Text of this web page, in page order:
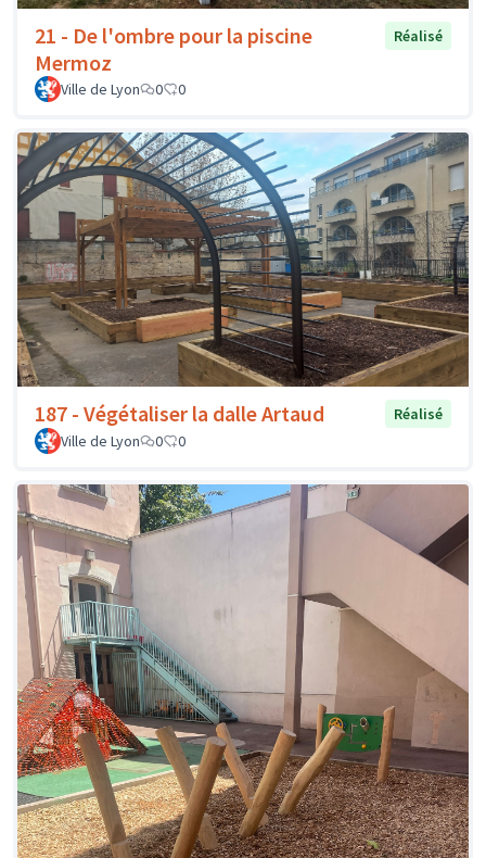
21 - De l'ombre pour la piscine
Mermoz
Réalisé
Ville de Lyon 0 0
187 - Végétaliser la dalle Artaud
Réalisé
Ville de Lyon
0 0